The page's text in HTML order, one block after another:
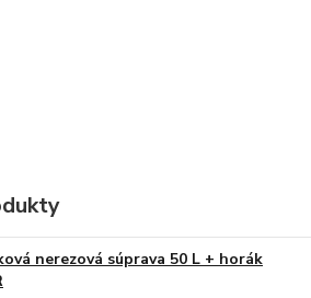
nerezová súprava 50 L + horák